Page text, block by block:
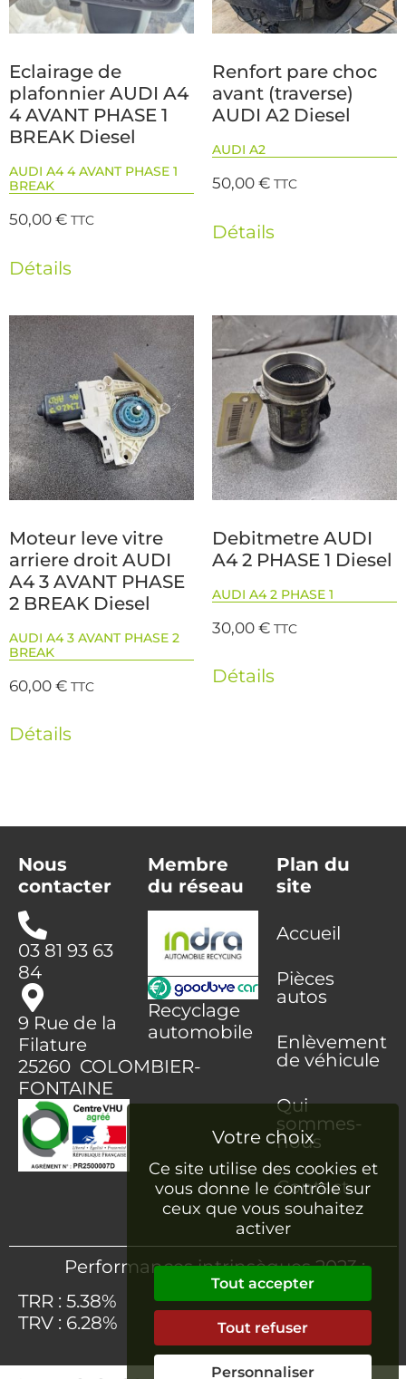
Eclairage de
plafonnier AUDI A4
4 AVANT PHASE 1
BREAK Diesel
AUDI A4 4 AVANT PHASE 1
BREAK
50,00€ TTC
Détails
Renfort pare choc
avant (traverse)
AUDI A2 Diesel
AUDI A2
50,00€ TTC
Détails
Moteur leve vitre
arriere droit AUDI
A4 3 AVANT PHASE
2 BREAK Diesel
AUDI A4 3 AVANT PHASE 2
BREAK
60,00€ TTC
Détails
Debitmetre AUDI
A4 2 PHASE 1 Diesel
AUDI A4 2 PHASE 1
30,00€ TTC
Détails
Nous
contacter
03 81 93 63
84
9 Rue de la
Filature
25260 COLOMBIER-
FONTAINE
Membre
du réseau
Recyclage
automobile
Plan du
site
Accueil
Pièces
autos
Enlèvement
de véhicule
Qui
sommes-
nous
Contact
Performances intrinsèques 2023 :
TRR : 5.38%
TRV : 6.28%
Ce site utilise des cookies et
vous donne le contrôle sur
ceux que vous souhaitez
activer
Tout accepter
Tout refuser
Personnaliser